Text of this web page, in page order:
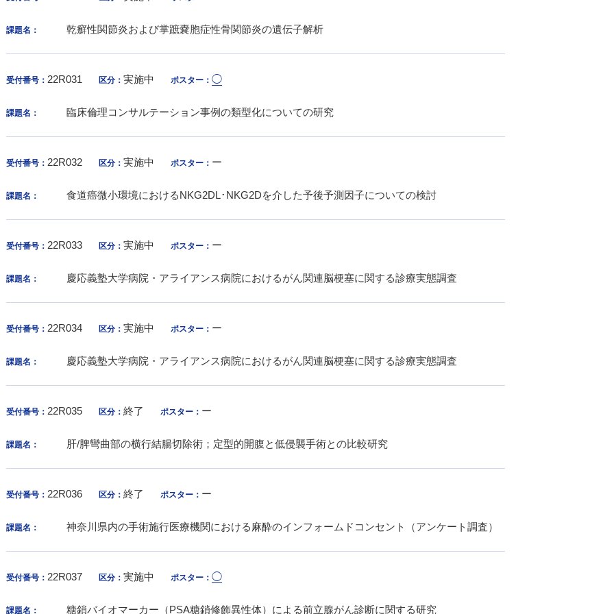
課題名： 乾癬性関節炎および掌蹠嚢胞症性骨関節炎の遺伝子解析
受付番号： 22R031 区分：実施中 ポスター：◯
課題名： 臨床倫理コンサルテーション事例の類型化についての研究
受付番号： 22R032 区分：実施中 ポスター： ー
課題名： 食道癌微小環境におけるNKG2DL･NKG2Dを介した予後予測因子についての検討
受付番号： 22R033 区分：実施中 ポスター： ー
課題名： 慶応義塾大学病院・アライアンス病院におけるがん関連脳梗塞に関する診療実態調査
受付番号： 22R034 区分：実施中 ポスター： ー
課題名： 慶応義塾大学病院・アライアンス病院におけるがん関連脳梗塞に関する診療実態調査
受付番号： 22R035 区分：終了 ポスター： ー
課題名： 肝/脾彎曲部の横行結腸切除術；定型的開腹と低侵襲手術との比較研究
受付番号： 22R036 区分：終了 ポスター： ー
課題名： 神奈川県内の手術施行医療機関における麻酔のインフォームドコンセント（アンケート調査）
受付番号： 22R037 区分：実施中 ポスター：◯
課題名： 糖鎖バイオマーカー（PSA糖鎖修飾異性体）による前立腺がん診断に関する研究